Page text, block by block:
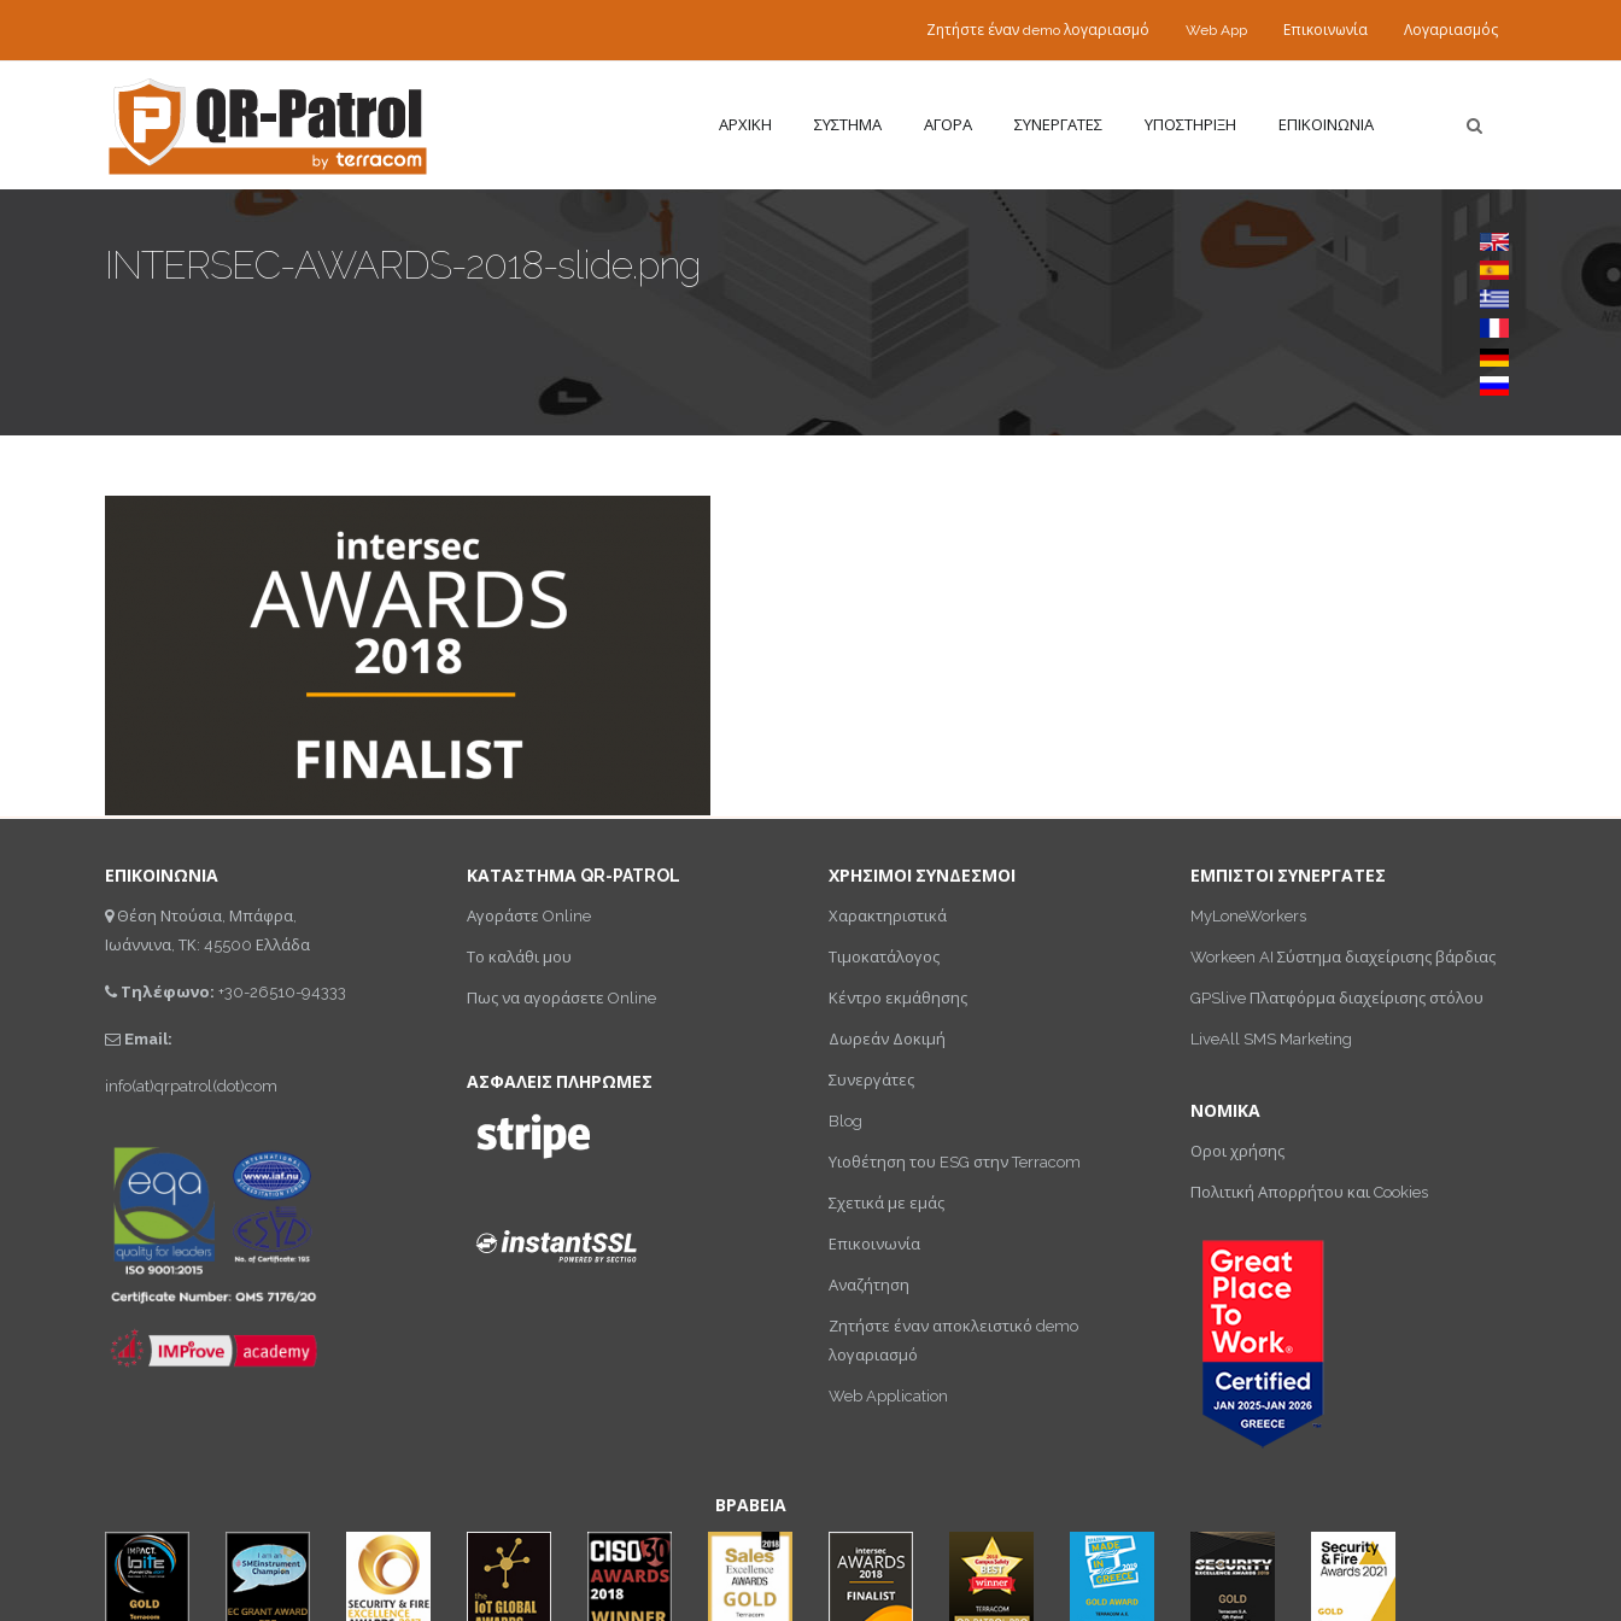
Ζητήστε έναν demo λογαριασμό Web App Επικοινωνία Λογαριασμός
ΑΡΧΙΚΗ ΣΥΣΤΗΜΑ ΑΓΟΡΑ ΣΥΝΕΡΓΑΤΕΣ ΥΠΟΣΤΗΡΙΞΗ ΕΠΙΚΟΙΝΩΝΙΑ
INTERSEC-AWARDS-2018-slide.png
ΕΠΙΚΟΙΝΩΝΙΑ
Θέση Ντούσια, Μπάφρα,
Ιωάννινα, ΤΚ: 45500 Ελλάδα
Τηλέφωνο: +30-26510-94333
Email:
info(at)qrpatrol(dot)com
ΚΑΤΑΣΤΗΜΑ QR-PATROL
Αγοράστε Online
Το καλάθι μου
Πως να αγοράσετε Online
ΑΣΦΑΛΕΙΣ ΠΛΗΡΩΜΕΣ
ΧΡΗΣΙΜΟΙ ΣΥΝΔΕΣΜΟΙ
Χαρακτηριστικά
Τιμοκατάλογος
Κέντρο εκμάθησης
Δωρεάν Δοκιμή
Συνεργάτες
Blog
Υιοθέτηση του ESG στην Terracom
Σχετικά με εμάς
Επικοινωνία
Αναζήτηση
Ζητήστε έναν αποκλειστικό demo
λογαριασμό
Web Application
ΕΜΠΙΣΤΟΙ ΣΥΝΕΡΓΑΤΕΣ
MyLoneWorkers
Workeen AI Σύστημα διαχείρισης βάρδιας
GPSlive Πλατφόρμα διαχείρισης στόλου
LiveAll SMS Marketing
ΝΟΜΙΚΑ
Οροι χρήσης
Πολιτική Απορρήτου και Cookies
ΒΡΑΒΕΙΑ